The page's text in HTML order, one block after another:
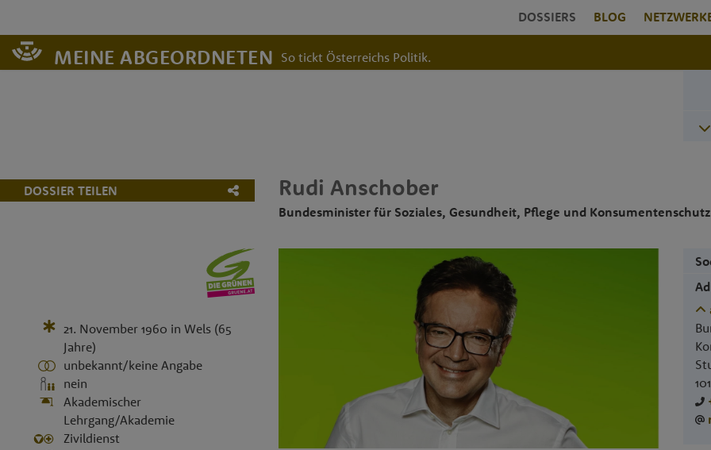
DOSSIERS BLOG
MEINE ABGEORDNETEN So tickt Österreichs Politik.
DOSSIER TEILEN Rudi Anschober
Bundesminister für Soziales, Gesundheit, Pflege und Konsumentenschutz
21. November 1960 inWels (65
Jahre)
unbekannt/keine Angabe
nein
Akademischer
Lehrgang/Akademie
Zivildienst